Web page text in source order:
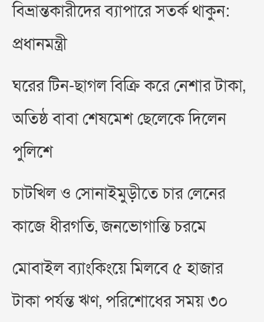
বিভ্রান্তকারীদের ব্যাপারে সতর্ক থাকুন:
প্রধানমন্ত্রী
ঘরের টিন-ছাগল বিক্রি করে নেশার টাকা,
অতিষ্ঠ বাবা শেষমেশ ছেলেকে দিলেন
পুলিশে
চাটখিল ও সোনাইমুড়ীতে চার লেনের
কাজে ধীরগতি, জনভোগান্তি চরমে
মোবাইল ব্যাংকিংয়ে মিলবে ৫ হাজার
টাকা পর্যন্ত ঋণ, পরিশোধের সময় ৩০